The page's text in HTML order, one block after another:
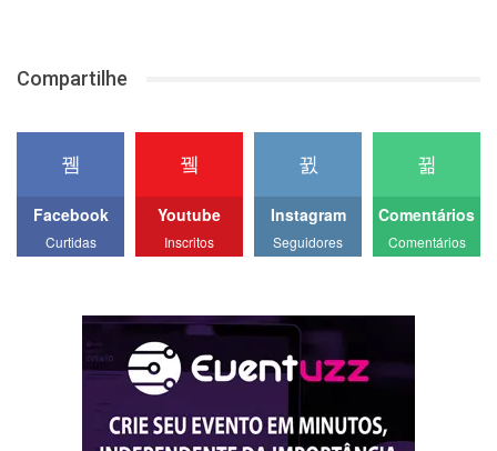
Compartilhe
Facebook
Curtidas
Youtube
Inscritos
Instagram
Seguidores
Comentários
Comentários